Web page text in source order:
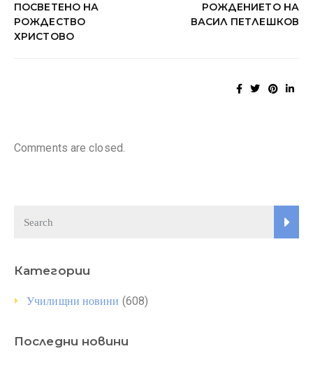
ПОСВЕТЕНО НА
РОЖДЕСТВО
ХРИСТОВО
РОЖДЕНИЕТО НА
ВАСИЛ ПЕТЛЕШКОВ
Comments are closed.
Категории
Училищни новини (608)
Последни новини